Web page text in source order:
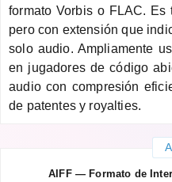
formato Vorbis o FLAC. Es
pero con extensión que
solo audio. Ampliamente
en jugadores de código
audio con compresión
de patentes y royalties.
AIFF — Formato de